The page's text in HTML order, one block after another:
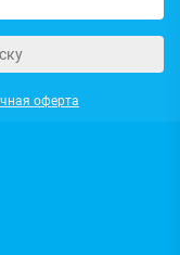
оферта